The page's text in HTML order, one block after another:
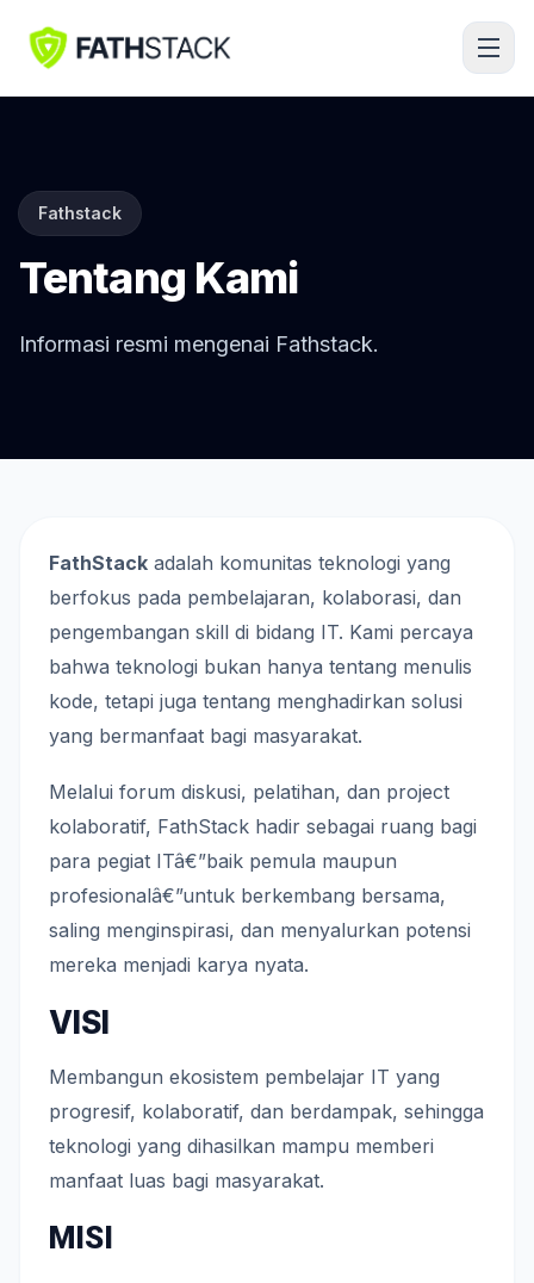
Fathstack
Tentang Kami
Informasi resmi mengenai Fathstack.
FathStack adalah komunitas teknologi yang
berfokus pada pembelajaran, kolaborasi, dan
pengembangan skill di bidang IT. Kami percaya
bahwa teknologi bukan hanya tentang menulis
kode, tetapi juga tentang menghadirkan solusi
yang bermanfaat bagi masyarakat.
Melalui forum diskusi, pelatihan, dan project
kolaboratif, FathStack hadir sebagai ruang bagi
para pegiat ITâ€”baik pemula maupun
profesionalâ€”untuk berkembang bersama,
saling menginspirasi, dan menyalurkan potensi
mereka menjadi karya nyata.
VISI
Membangun ekosistem pembelajar IT yang
progresif, kolaboratif, dan berdampak, sehingga
teknologi yang dihasilkan mampu memberi
manfaat luas bagi masyarakat.
MISI